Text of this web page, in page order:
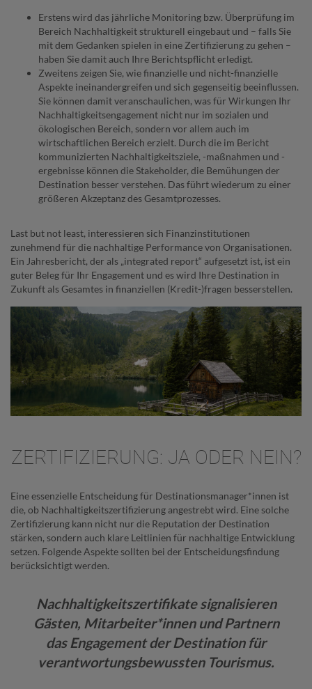
Erstens wird das jährliche Monitoring bzw. Überprüfung im
Bereich Nachhaltigkeit strukturell eingebaut und – falls Sie
mit dem Gedanken spielen in eine Zertifizierung zu gehen –
haben Sie damit auch Ihre Berichtspflicht erledigt.
Zweitens zeigen Sie, wie finanzielle und nicht-finanzielle
Aspekte ineinandergreifen und sich gegenseitig beeinflussen.
Sie können damit veranschaulichen, was für Wirkungen Ihr
Nachhaltigkeitsengagement nicht nur im sozialen und
ökologischen Bereich, sondern vor allem auch im
wirtschaftlichen Bereich erzielt. Durch die im Bericht
kommunizierten Nachhaltigkeitsziele, -maßnahmen und -
ergebnisse können die Stakeholder, die Bemühungen der
Destination besser verstehen. Das führt wiederum zu einer
größeren Akzeptanz des Gesamtprozesses.
Last but not least, interessieren sich Finanzinstitutionen
zunehmend für die nachhaltige Performance von Organisationen.
Ein Jahresbericht, der als „integrated report“ aufgesetzt ist, ist ein
guter Beleg für Ihr Engagement und es wird Ihre Destination in
Zukunft als Gesamtes in finanziellen (Kredit-)fragen besserstellen.
ZERTIFIZIERUNG: JA ODER NEIN?
Eine essenzielle Entscheidung für Destinationsmanager*innen ist
die, ob Nachhaltigkeitszertifizierung angestrebt wird. Eine solche
Zertifizierung kann nicht nur die Reputation der Destination
stärken, sondern auch klare Leitlinien für nachhaltige Entwicklung
setzen. Folgende Aspekte sollten bei der Entscheidungsfindung
berücksichtigt werden.
Nachhaltigkeitszertifikate signalisieren
Gästen, Mitarbeiter*innen und Partnern
das Engagement der Destination für
verantwortungsbewussten Tourismus.